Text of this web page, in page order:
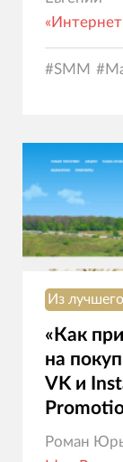
#SMM #
Из лучшего
«Как
на
VK и
Роман